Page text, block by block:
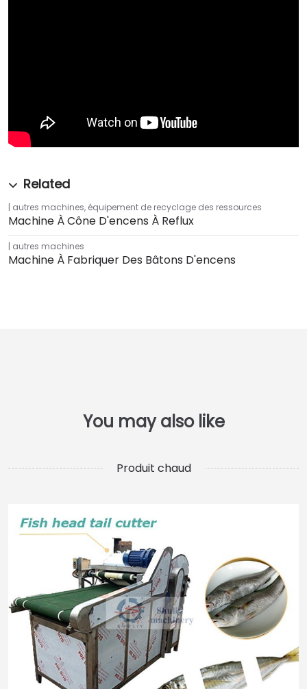
autres machines, équipement de recyclage des ressources
Machine À Cône D'encens À Reflux
autres machines
Machine À Fabriquer Des Bâtons D'encens
Produit chaud